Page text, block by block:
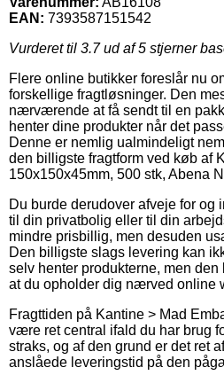
EAN: 7393587151542
Vurderet til 3.7ud af 5 stjerner
Flere online butikker foreslår nu
forskellige fragtløsninger. Den
nærværende at få sendt til en
henter dine produkter når det
Denne er nemlig ualmindeligt
den billigste fragtform ved køb af
150x150x45mm, 500 stk, Abena
Du burde derudover afveje for og
til din privatbolig eller til din
mindre prisbillig, men desuden
Den billigste slags levering kan
selv henter produkterne, men
at du opholder dig nærved online
Fragttiden på Kantine > Mad
være ret central ifald du har brug
straks, og af den grund er det ret
anslåede leveringstid på den